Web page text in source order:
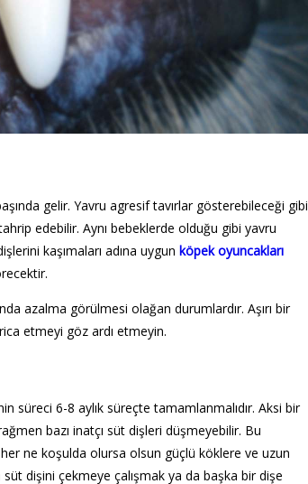
gelir. Yavru agresif tavırlar gösterebileceği gibi
edebilir. Aynı bebeklerde olduğu gibi yavru
kaşımaları adına uygun köpek oyuncakları
azalma görülmesi olağan durumlardır. Aşırı bir
etmeyi göz ardı etmeyin.
süreci 6-8 aylık süreçte tamamlanmalıdır. Aksi bir
bazı inatçı süt dişleri düşmeyebilir. Bu
ne koşulda olursa olsun güçlü köklere ve uzun
dişini çekmeye çalışmak ya da başka bir dişe